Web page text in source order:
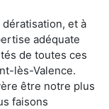
et à
adéquate
de toutes ces
lès-Valence.
être notre plus
faisons